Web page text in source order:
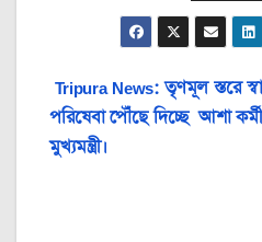
Post
navigation
Tripura News: তৃণমূল স্তরে
পরিষেবা পৌঁছে দিচ্ছে আশা
মুখ্যমন্ত্রী।